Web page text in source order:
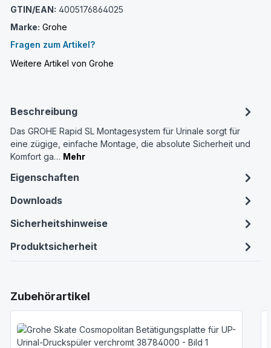
GTIN/EAN: 4005176864025
Marke: Grohe
Fragen zum Artikel?
Weitere Artikel von Grohe
Beschreibung
Das GROHE Rapid SL Montagesystem für Urinale sorgt für
eine zügige, einfache Montage, die absolute Sicherheit und
Komfort ga… Mehr
Eigenschaften
Downloads
Sicherheitshinweise
Produktsicherheit
Produktgalerie überspringen
Zubehörartikel